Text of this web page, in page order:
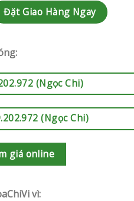
Đặt Giao Hàng Ngay
(Ngọc Chi)
(Ngọc Chi)
giá online
vì: